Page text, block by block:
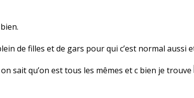
de filles et de gars pour qui c’est normal
sait qu’on est tous les mêmes et c bien je trouve